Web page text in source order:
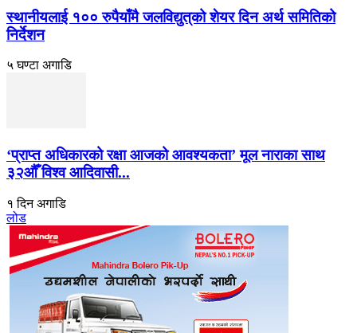
स्थानीयलाई १०० रुपैयाँमै जलविद्युत्‌को शेयर दिन अर्थ समितिको
निर्देशन
५ घण्टा अगाडि
‘प्राप्त अधिकारको रक्षा आजको आवश्यकता’ मूल नाराका साथ
३२औँ विश्व आदिवासी...
१ दिन अगाडि
लोड